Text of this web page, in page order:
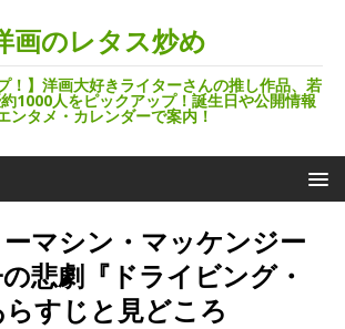
画のレタス炒め
！】洋画大好きライターさんの推し作品、若
1000人をピックアップ！誕生日や公開情報
ンタメ・カレンダーで案内！
マシン・マッケンジー
悲劇『ドライビング・
すじと見どころ